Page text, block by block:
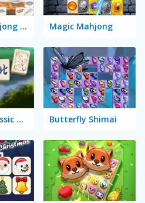
Kitchen Mahjong Classic Magic Mahjong
Mahjong Classic Mobile Butterfly Shimai